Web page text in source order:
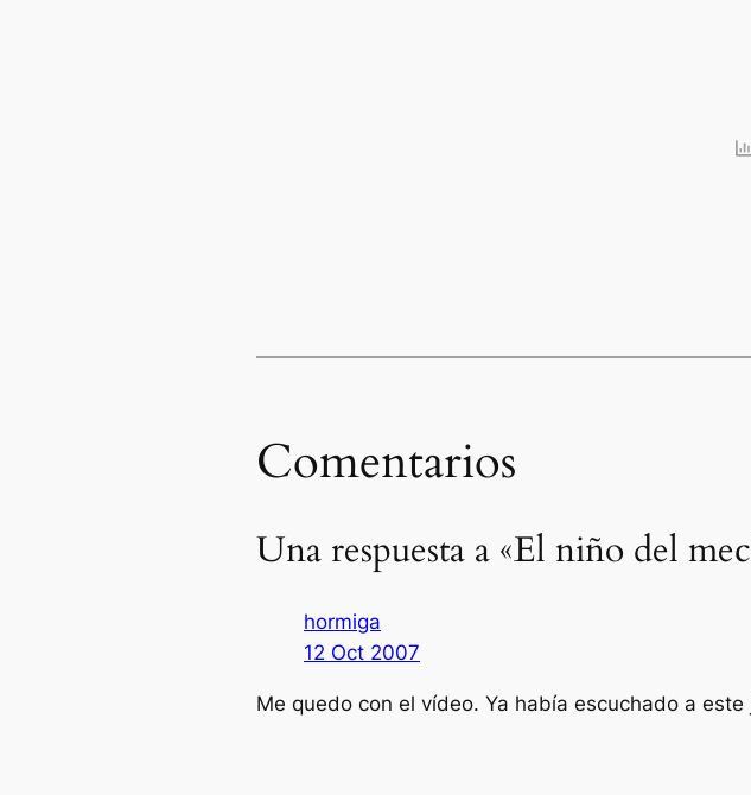
Comentarios
Una respuesta a «El niño del
hormiga
12 Oct 2007
Me quedo con el vídeo. Ya había escuchado a